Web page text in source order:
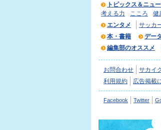
トピックス＆ニュ
考える力
こころ 健
エンタメ
サッカ
本・書籍
デー
編集部のオススメ
お問合わせ サカイ
利用規約
広告掲載
Facebook Twitter